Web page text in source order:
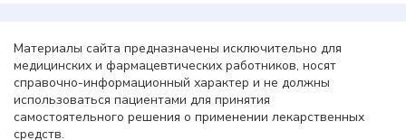
Материалы сайта предназначены исключительно для
медицинских и фармацевтических работников, носят
справочно-информационный характер и не должны
использоваться пациентами для принятия
самостоятельного решения о применении лекарственных
средств.